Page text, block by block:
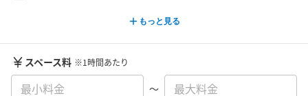
もっと見る
スペース料 ※1時間あたり
〜